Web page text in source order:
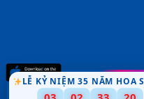
LỄ KỶ NIỆM 35 NĂM HOA